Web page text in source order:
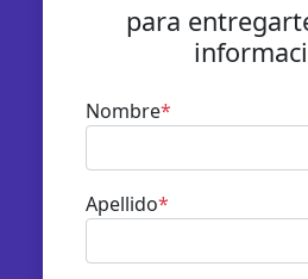
para
Nombre*
Apellido*